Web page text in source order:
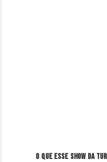
O que esse show da